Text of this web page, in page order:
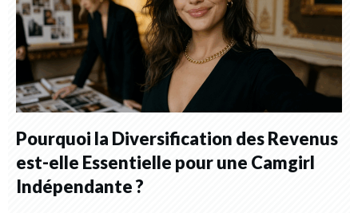
Pourquoi la Diversification des Revenus
est-elle Essentielle pour une Camgirl
Indépendante ?